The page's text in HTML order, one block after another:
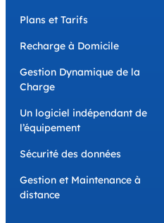
Plans et Tarifs
Recharge à Domicile
Gestion Dynamique de la
Charge
Un logiciel indépendant de
l’équipement
Sécurité des données
Gestion et Maintenance à
distance